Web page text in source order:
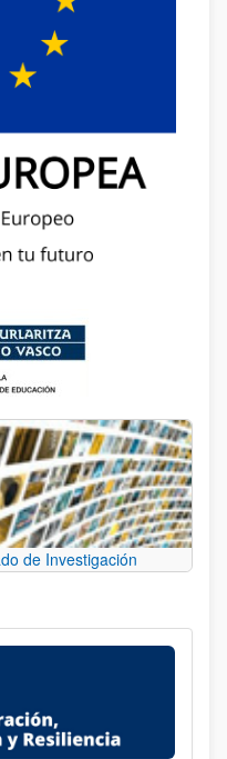
de Investigación